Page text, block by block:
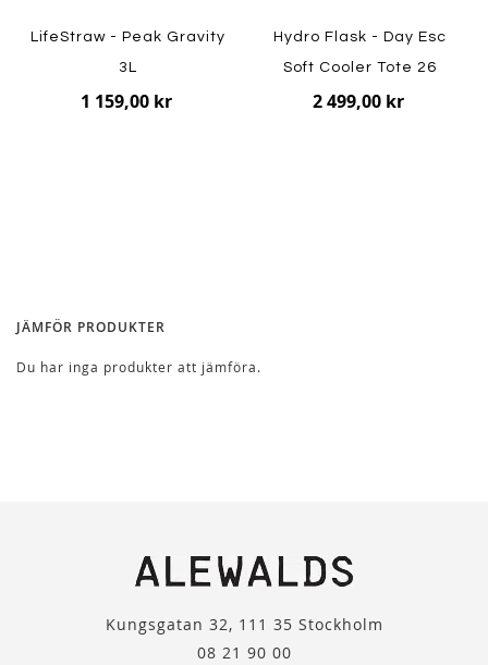
LifeStraw - Peak Gravity
3L
1 159,00 kr
Hydro Flask - Day Esc
Soft Cooler Tote 26
2 499,00 kr
JÄMFÖR PRODUKTER
Du har inga produkter att jämföra.
Kungsgatan 32, 111 35 Stockholm
08 21 90 00